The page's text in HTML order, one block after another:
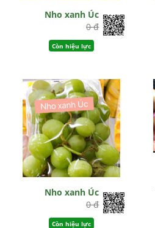
Nho xanh Úc
0 đ
Còn hiệu lực
Nho xanh Úc
0 đ
Còn hiệu lực